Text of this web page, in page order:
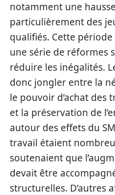
notamment une
particulièrement des
qualifiés. Cette
une série de réformes
réduire les inégalités.
donc jongler entre la
le pouvoir d’achat des
et la préservation de
autour des effets du
travail étaient
soutenaient que
devait être
structurelles. D’autres